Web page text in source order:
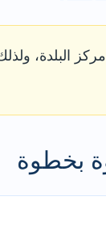
البلدة،
بخطوة